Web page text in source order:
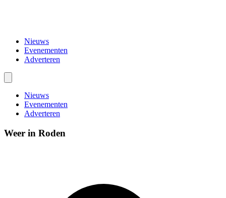
Nieuws
Evenementen
Adverteren
Nieuws
Evenementen
Adverteren
Weer in Roden